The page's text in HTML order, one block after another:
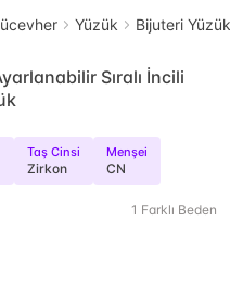
Yüzük Bijuteri Yüzük
Sıralı İncili
Taş Cinsi
Zirkon
Menşei
CN
1 Farklı Beden